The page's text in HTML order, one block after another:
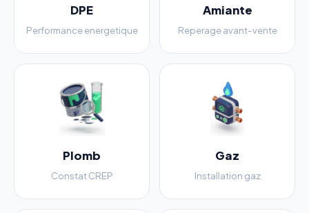
DPE
Performance energetique
Amiante
Reperage avant-vente
Plomb
Constat CREP
Gaz
Installation gaz